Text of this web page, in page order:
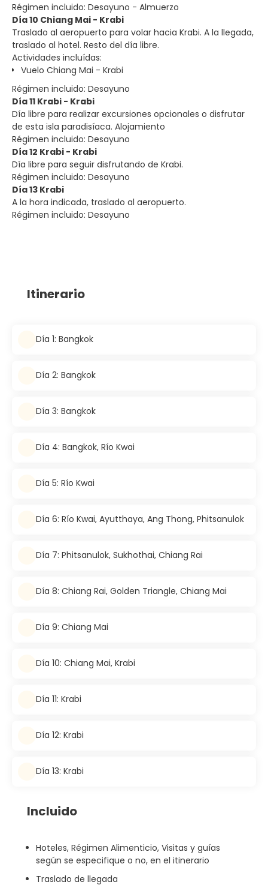
Régimen incluido: Desayuno - Almuerzo
Día 10 Chiang Mai - Krabi
Traslado al aeropuerto para volar hacia Krabi. A la llegada,
traslado al hotel. Resto del día libre.
Actividades incluídas:
Vuelo Chiang Mai - Krabi
Régimen incluido: Desayuno
Día 11 Krabi - Krabi
Día libre para realizar excursiones opcionales o disfrutar
de esta isla paradisíaca. Alojamiento
Régimen incluido: Desayuno
Día 12 Krabi - Krabi
Día libre para seguir disfrutando de Krabi.
Régimen incluido: Desayuno
Día 13 Krabi
A la hora indicada, traslado al aeropuerto.
Régimen incluido: Desayuno
Itinerario
Día 1: Bangkok
Día 2: Bangkok
Día 3: Bangkok
Día 4: Bangkok, Río Kwai
Día 5: Río Kwai
Día 6: Río Kwai, Ayutthaya, Ang Thong, Phitsanulok
Día 7: Phitsanulok, Sukhothai, Chiang Rai
Día 8: Chiang Rai, Golden Triangle, Chiang Mai
Día 9: Chiang Mai
Día 10: Chiang Mai, Krabi
Día 11: Krabi
Día 12: Krabi
Día 13: Krabi
Incluido
Hoteles, Régimen Alimenticio, Visitas y guías
según se especifique o no, en el itinerario
Traslado de llegada